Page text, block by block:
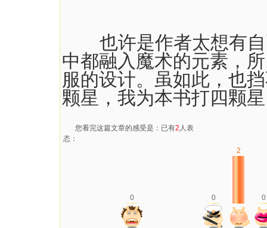
也许是作者太想有自
中都融入魔术的元素，
服的设计。虽如此，也
颗星，我为本书打四颗
您看完这篇文章的感受是：已有2 人表
态：
0 0
2
0